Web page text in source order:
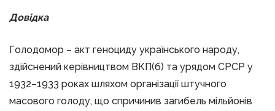
Довідка
Голодомор – акт геноциду українського народу,
здійснений керівництвом ВКП(б) та урядом СРСР у
1932–1933 роках шляхом організації штучного
масового голоду, що спричинив загибель мільйонів